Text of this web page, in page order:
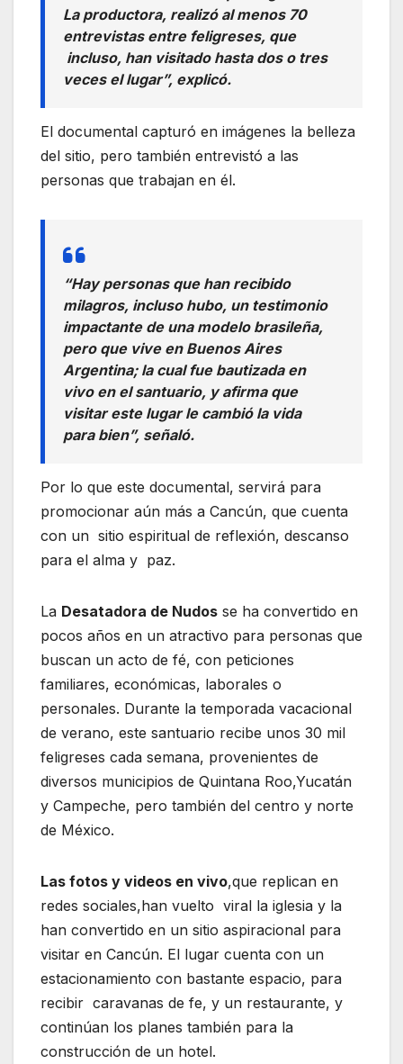
La productora, realizó al menos 70
entrevistas entre feligreses, que
incluso, han visitado hasta dos o tres
veces el lugar”, explicó.
El documental capturó en imágenes la belleza
del sitio, pero también entrevistó a las
personas que trabajan en él.
“Hay personas que han recibido
milagros, incluso hubo, un testimonio
impactante de una modelo brasileña,
pero que vive en Buenos Aires
Argentina; la cual fue bautizada en
vivo en el santuario, y afirma que
visitar este lugar le cambió la vida
para bien”, señaló.
Por lo que este documental, servirá para
promocionar aún más a Cancún, que cuenta
con un sitio espiritual de reflexión, descanso
para el alma y paz.
La Desatadora de Nudos se ha convertido en
pocos años en un atractivo para personas que
buscan un acto de fé, con peticiones
familiares, económicas, laborales o
personales. Durante la temporada vacacional
de verano, este santuario recibe unos 30 mil
feligreses cada semana, provenientes de
diversos municipios de Quintana Roo,Yucatán
y Campeche, pero también del centro y norte
de México.
Las fotos y videos en vivo,que replican en
redes sociales,han vuelto viral la iglesia y la
han convertido en un sitio aspiracional para
visitar en Cancún. El lugar cuenta con un
estacionamiento con bastante espacio, para
recibir caravanas de fe, y un restaurante, y
continúan los planes también para la
construcción de un hotel.